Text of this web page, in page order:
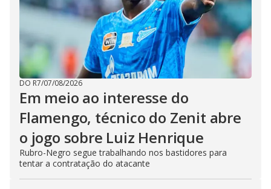
DO R7/07/08/2026
Em meio ao interesse do
Flamengo, técnico do Zenit abre
o jogo sobre Luiz Henrique
Rubro-Negro segue trabalhando nos bastidores para
tentar a contratação do atacante